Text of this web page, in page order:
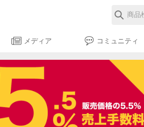
メディア コミュニティ